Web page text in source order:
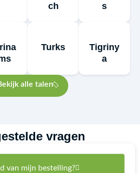
ch
s
Turks
Tigriny
a
alle talen
vragen
van mijn bestelling?